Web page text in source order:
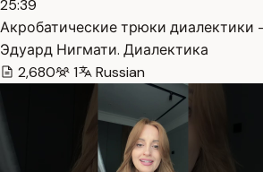
25:39
Акробатические трюки диалектики
Эдуард Нигмати. Диалектика
2,680
1 Russian